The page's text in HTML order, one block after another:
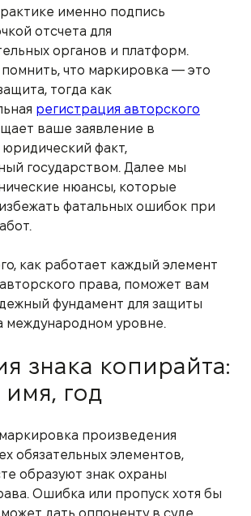
именно подпись
отсчета для
органов и платформ.
что маркировка — это
тогда как
регистрация авторского
ваше заявление в
факт,
государством. Далее мы
нюансы, которые
фатальных ошибок при
как работает каждый элемент
права, поможет вам
фундамент для защиты
международном уровне.
знака копирайта:
год
произведения
обязательных элементов,
образуют знак охраны
Ошибка или пропуск хотя бы
дать оппоненту в суде